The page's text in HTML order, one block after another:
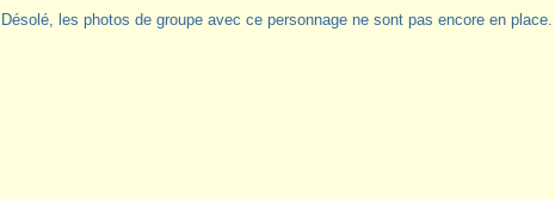
Désolé, les photos de groupe avec ce personnage ne sont pas encore en place.